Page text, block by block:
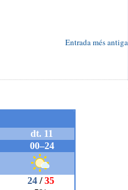
Entrada més antiga